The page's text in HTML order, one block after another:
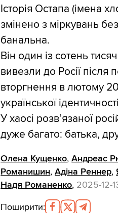
Історія Остапа (імена
змінено з міркувань
банальна.
Він один із сотень
вивезли до Росії
вторгнення в лютому
української
У хаосі розвʼязаної
дуже багато: батька,
Олена Кущенко,Андреас
Романишин,Адіна Реннер,
Надя Романенко, 2025-12-
Поширити: